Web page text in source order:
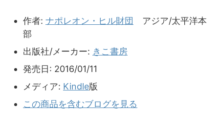
作者: ナポレオン・ヒル財団 アジア/太平洋本
部
出版社/メーカー: きこ書房
発売日: 2016/01/11
メディア: Kindle版
この商品を含むブログを見る